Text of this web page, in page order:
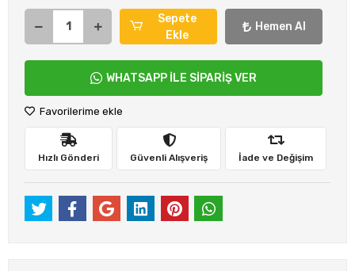
Sepete
Ekle
Hemen Al
WHATSAPP İLE SİPARİŞ VER
Favorilerime ekle
Hızlı Gönderi Güvenli Alışveriş İade ve Değişim